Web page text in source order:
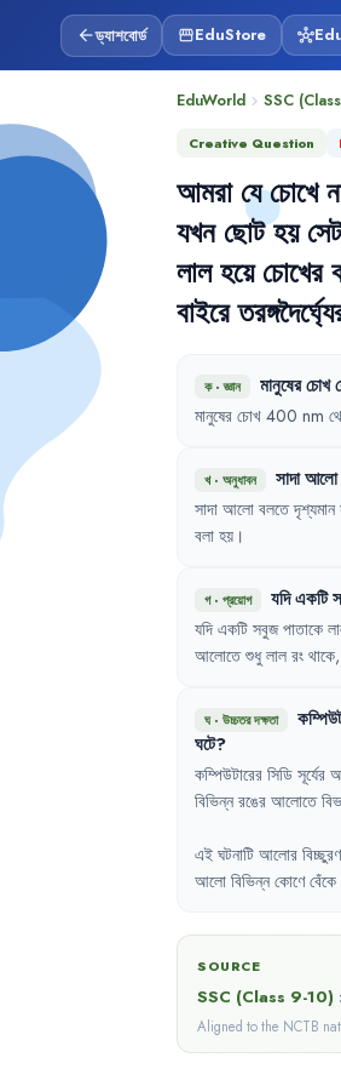
arrow_backড্যাশবোর্ড storefrontEduStore hub
EduWorld chevron_right SSC
Creative Question
আমরা যে চোখে
যখন ছোট হয়
লাল হয়ে চোখের
বাইরে
ক·জ্ঞান মানুষেরচোখ
মানুষের চোখ 400 nm
খ· অনুধাবন সাদাআলো
সাদা আলো বলতে দৃশ্যমান
বলা হয় ।
গ· প্রয়োগ যদিএকটি
যদি একটি সবুজ পাতাকে
আলোতে শুধু লাল রং থাকে,
ঘ· উচ্চতর দক্ষতা
ঘটে?
কম্পিউটারের সিডি সূর্যের
বিভিন্ন রঙের আলোতে
এই ঘটনাটি আলোর বিচ্ছুরণ
আলো বিভিন্ন কোণে বেঁকে
SOURCE
SSC (Class 9-10)
Aligned to the NCTB